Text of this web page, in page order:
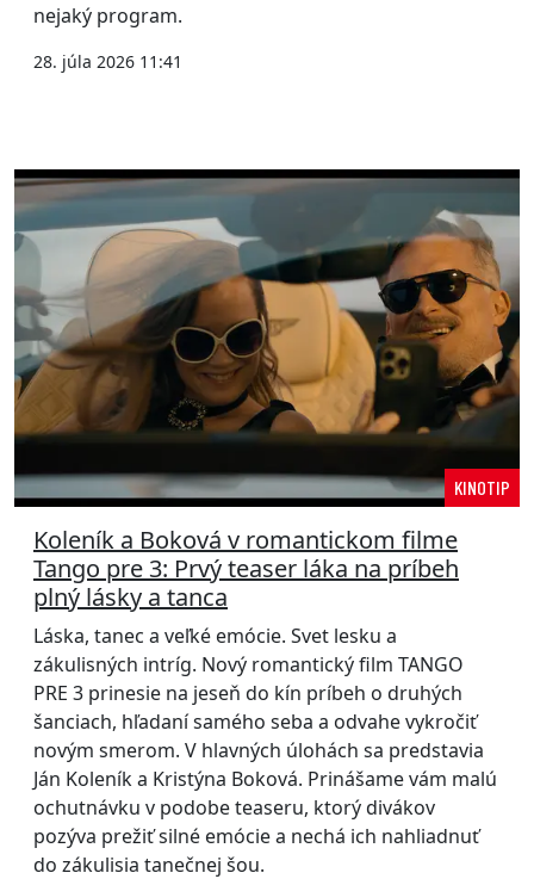
nejaký program.
28. júla 2026 11:41
KINOTIP
Koleník a Boková v romantickom filme
Tango pre 3: Prvý teaser láka na príbeh
plný lásky a tanca
Láska, tanec a veľké emócie. Svet lesku a
zákulisných intríg. Nový romantický film TANGO
PRE 3 prinesie na jeseň do kín príbeh o druhých
šanciach, hľadaní samého seba a odvahe vykročiť
novým smerom. V hlavných úlohách sa predstavia
Ján Koleník a Kristýna Boková. Prinášame vám malú
ochutnávku v podobe teaseru, ktorý divákov
pozýva prežiť silné emócie a nechá ich nahliadnuť
do zákulisia tanečnej šou.